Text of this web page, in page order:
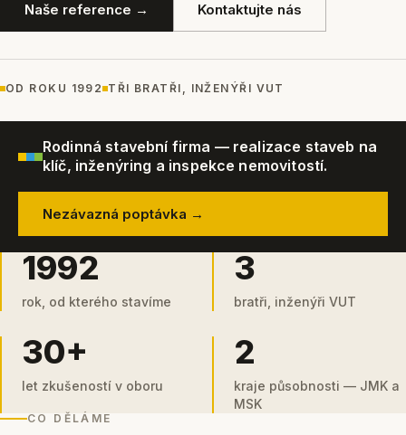
Naše reference → Kontaktujte nás
OD ROKU 1992 TŘI BRATŘI, INŽENÝŘI VUT
Rodinná stavební firma — realizace staveb na
klíč, inženýring a inspekce nemovitostí.
Nezávazná poptávka →
1992
rok, od kterého stavíme
3
bratři, inženýři VUT
30+
let zkušeností v oboru
2
kraje působnosti — JMK a
MSK
CO DĚLÁME